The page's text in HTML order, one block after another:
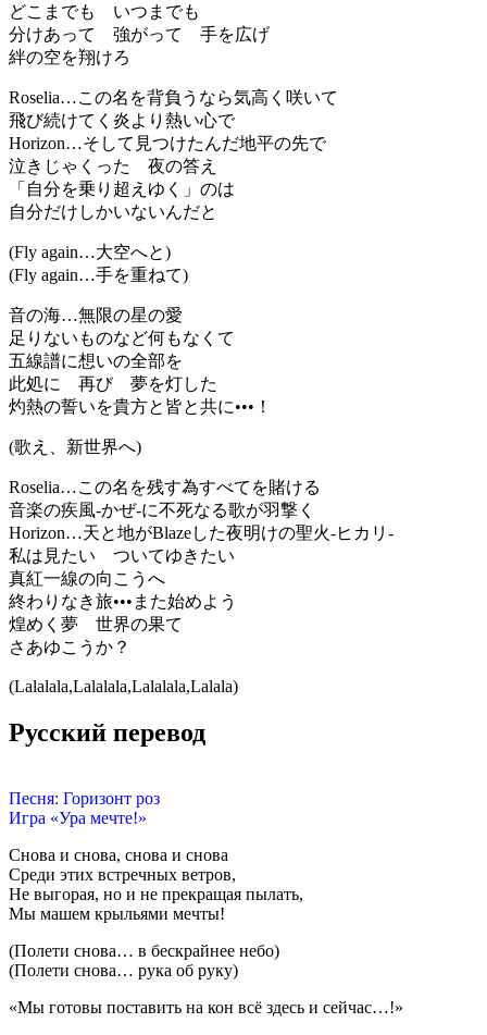
どこまでも いつまでも
分けあって 強がって 手を広げ
絆の空を翔けろ
Roselia…この名を背負うなら気高く咲いて
飛び続けてく炎より熱い心で
Horizon…そして見つけたんだ地平の先で
泣きじゃくった 夜の答え
「自分を乗り超えゆく」のは
自分だけしかいないんだと
(Fly again…大空へと)
(Fly again…手を重ねて)
音の海…無限の星の愛
足りないものなど何もなくて
五線譜に想いの全部を
此処に 再び 夢を灯した
灼熱の誓いを貴方と皆と共に•••！
(歌え、新世界へ)
Roselia…この名を残す為すべてを賭ける
音楽の疾風-かぜ-に不死なる歌が羽撃く
Horizon…天と地がBlazeした夜明けの聖火-ヒカリ-
私は見たい ついてゆきたい
真紅一線の向こうへ
終わりなき旅•••また始めよう
煌めく夢 世界の果て
さあゆこうか？
(Lalalala,Lalalala,Lalalala,Lalala)
Русский перевод
Песня: Горизонт роз
Игра «Ура мечте!»
Снова и снова, снова и снова
Среди этих встречных ветров,
Не выгорая, но и не прекращая пылать,
Мы машем крыльями мечты!
(Полети снова… в бескрайнее небо)
(Полети снова… рука об руку)
«Мы готовы поставить на кон всё здесь и сейчас…!»